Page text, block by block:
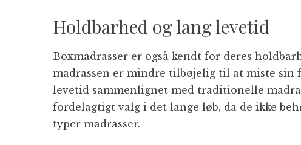
Holdbarhed og lang levetid
Boxmadrasser er også kendt for deres
madrassen er mindre tilbøjelig til at miste
levetid sammenlignet med traditionelle
fordelagtigt valg i det lange løb, da de ikke
typer madrasser.